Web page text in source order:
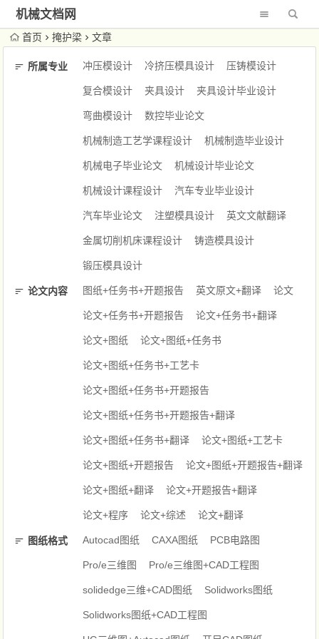
机械文档网
首页 掩护梁 文章
所属专业 冲压模设计 冷挤压模具设计 压铸模设计
复合模设计 夹具设计 夹具设计毕业设计
弯曲模设计 数控毕业论文
机械制造工艺学课程设计 机械制造毕业设计
机械电子毕业论文 机械设计毕业论文
机械设计课程设计 汽车专业毕业设计
汽车毕业论文 注塑模具设计 英文文献翻译
金属切削机床课程设计 铸造模具设计
锻压模具设计
论文内容 图纸+任务书+开题报告 英文原文+翻译 论文
论文+任务书+开题报告 论文+任务书+翻译
论文+图纸 论文+图纸+任务书
论文+图纸+任务书+工艺卡
论文+图纸+任务书+开题报告
论文+图纸+任务书+开题报告+翻译
论文+图纸+任务书+翻译 论文+图纸+工艺卡
论文+图纸+开题报告 论文+图纸+开题报告+翻译
论文+图纸+翻译 论文+开题报告+翻译
论文+程序 论文+综述 论文+翻译
图纸格式 Autocad图纸 CAXA图纸 PCB电路图
Pro/e三维图 Pro/e三维图+CAD工程图
solidedge三维+CAD图纸 Solidworks图纸
Solidworks图纸+CAD工程图